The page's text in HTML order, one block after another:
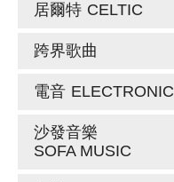
居爾特 CELTIC
跨界歌曲
電音 ELECTRONIC
沙發音樂
SOFA MUSIC